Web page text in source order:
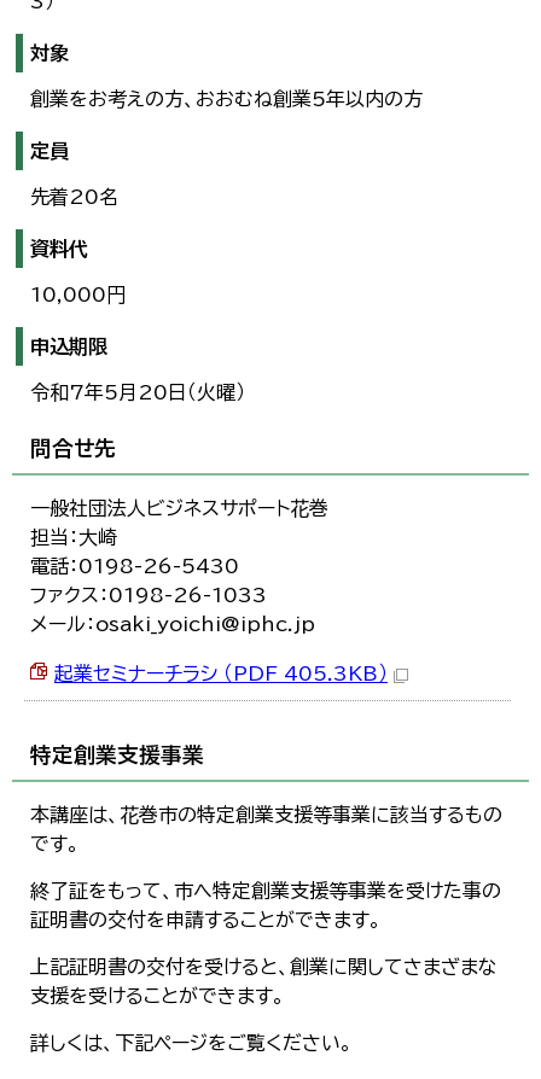
対象
創業をお考えの方、おおむね創業5年以内の方
定員
先着20名
資料代
10,000円
申込期限
令和7年5月20日（火曜）
問合せ先
一般社団法人ビジネスサポート花巻
担当：大崎
電話：0198-26-5430
ファクス：0198-26-1033
メール：osaki_yoichi@iphc.jp
起業セミナーチラシ （PDF 405.3KB）
特定創業支援事業
本講座は、花巻市の特定創業支援等事業に該当するもの
です。
終了証をもって、市へ特定創業支援等事業を受けた事の
証明書の交付を申請することができます。
上記証明書の交付を受けると、創業に関してさまざまな
支援を受けることができます。
詳しくは、下記ページをご覧ください。